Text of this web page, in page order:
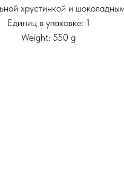
хрустинкой и
Единиц в упаковке: 1
Weight: 550 g